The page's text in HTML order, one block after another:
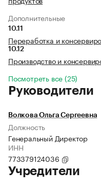
Дополнительные
10.11
Переработка и
10.12
Производство и
Посмотреть все (25)
Руководители
Волкова Ольга Сергеевна
Должность
Генеральный Директор
ИНН
773379124036
Учредители